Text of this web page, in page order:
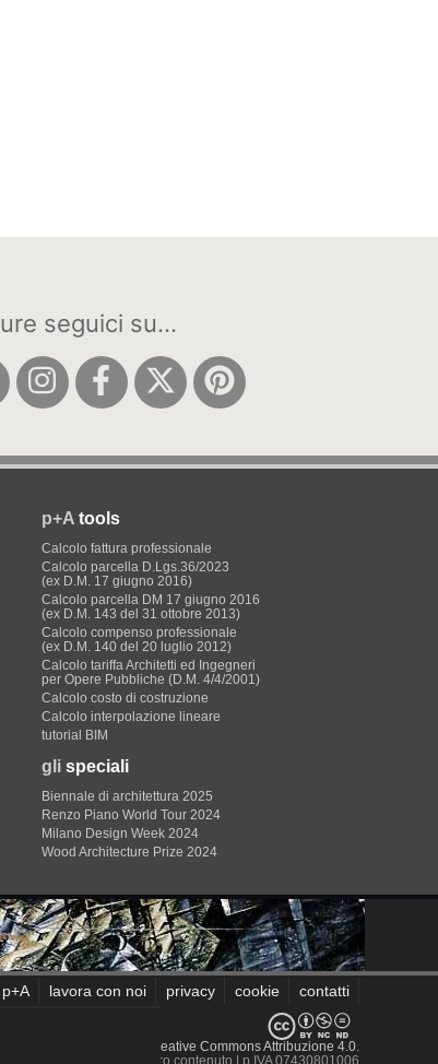
seguici su...
p+A tools
Calcolo fattura professionale
Calcolo parcella D.Lgs.36/2023
(ex D.M. 17 giugno 2016)
Calcolo parcella DM 17 giugno 2016
(ex D.M. 143 del 31 ottobre 2013)
Calcolo compenso professionale
(ex D.M. 140 del 20 luglio 2012)
Calcolo tariffa Architetti ed Ingegneri
per Opere Pubbliche (D.M. 4/4/2001)
Calcolo costo di costruzione
Calcolo interpolazione lineare
tutorial BIM
gli speciali
Biennale di architettura 2025
Renzo Piano World Tour 2024
Milano Design Week 2024
Wood Architecture Prize 2024
lavora con noi privacy cookie contatti
Licenza Creative Commons Attribuzione 4.0.
non è responsabile del loro contenuto
| p.IVA 07430801006